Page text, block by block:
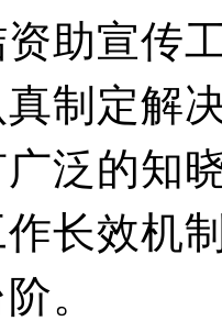
宣传工
制定解
泛的知
长效机
。